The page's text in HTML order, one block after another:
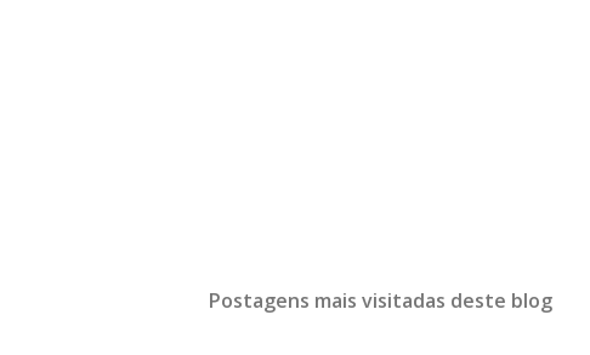
Postagens mais visitadas deste blog